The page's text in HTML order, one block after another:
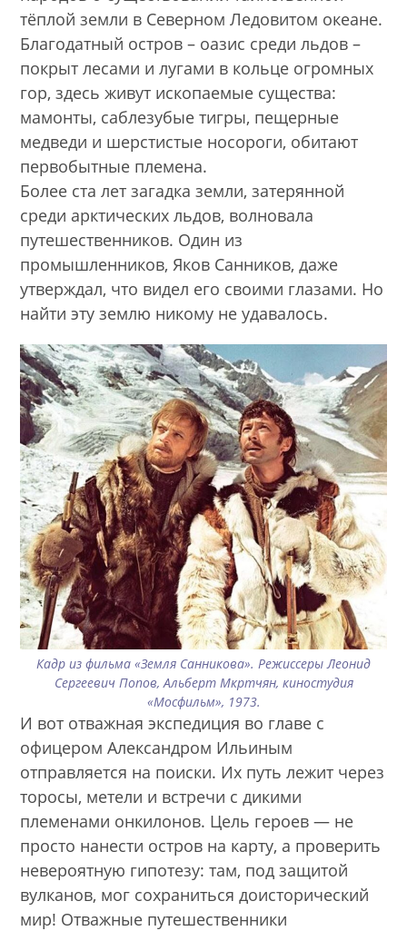
тёплой земли в Северном Ледовитом океане.
Благодатный остров – оазис среди льдов –
покрыт лесами и лугами в кольце огромных
гор, здесь живут ископаемые существа:
мамонты, саблезубые тигры, пещерные
медведи и шерстистые носороги, обитают
первобытные племена.
Более ста лет загадка земли, затерянной
среди арктических льдов, волновала
путешественников. Один из
промышленников, Яков Санников, даже
утверждал, что видел его своими глазами. Но
найти эту землю никому не удавалось.
Кадр из фильма «Земля Санникова». Режиссеры Леонид
Сергеевич Попов, Альберт Мкртчян, киностудия
«Мосфильм», 1973.
И вот отважная экспедиция во главе с
офицером Александром Ильиным
отправляется на поиски. Их путь лежит через
торосы, метели и встречи с дикими
племенами онкилонов. Цель героев — не
просто нанести остров на карту, а проверить
невероятную гипотезу: там, под защитой
вулканов, мог сохраниться доисторический
мир! Отважные путешественники